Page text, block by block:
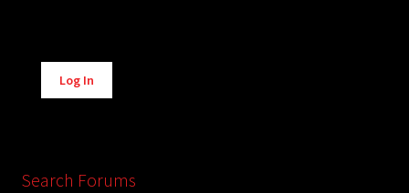
Alternative:
Log In
Search Forums